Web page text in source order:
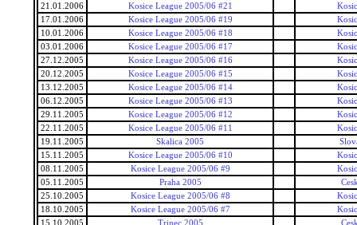
21.01.2006
Kosice League 2005/06 #21
17.01.2006
Kosice League 2005/06 #19
10.01.2006
Kosice League 2005/06 #18
03.01.2006
Kosice League 2005/06 #17
27.12.2005
Kosice League 2005/06 #16
20.12.2005
Kosice League 2005/06 #15
13.12.2005
Kosice League 2005/06 #14
06.12.2005
Kosice League 2005/06 #13
29.11.2005
Kosice League 2005/06 #12
22.11.2005
Kosice League 2005/06 #11
19.11.2005
Skalica 2005
15.11.2005
Kosice League 2005/06 #10
08.11.2005
Kosice League 2005/06 #9
05.11.2005
Praha 2005
25.10.2005
Kosice League 2005/06 #8
18.10.2005
Kosice League 2005/06 #7
15.10.2005
Trinec 2005